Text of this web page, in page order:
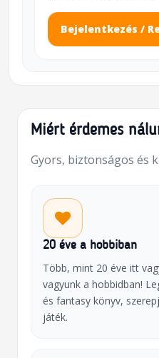
Bejelentkezés /
Miért érdemes
Gyors, biztonságos és
20 éve a hobbiban
Több, mint 20 éve itt
vagyunk a hobbidban!
és fantasy könyv,
játék.